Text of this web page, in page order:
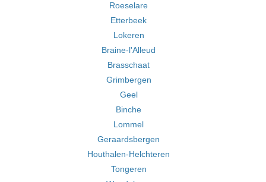
Roeselare
Etterbeek
Lokeren
Braine-l'Alleud
Brasschaat
Grimbergen
Geel
Binche
Lommel
Geraardsbergen
Houthalen-Helchteren
Tongeren